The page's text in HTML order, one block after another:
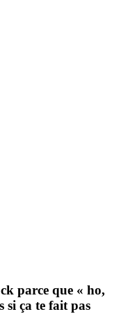
parce que « ho,
si ça te fait pas